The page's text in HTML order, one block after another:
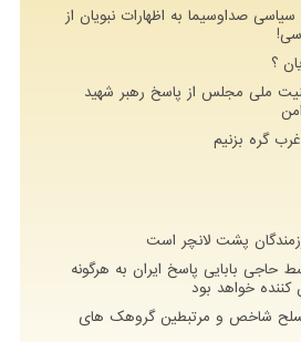
صداوسیما به اظهارات نبویان از
؟
ملی مجلس از پاسخ رهبر شهید
گره بزنیم
پشت لانچر است
حاجی بابایی پاسخ ایران به هرگونه
خواهد بود
اشرار مسلح شاخص و مرتبطین گروهک های